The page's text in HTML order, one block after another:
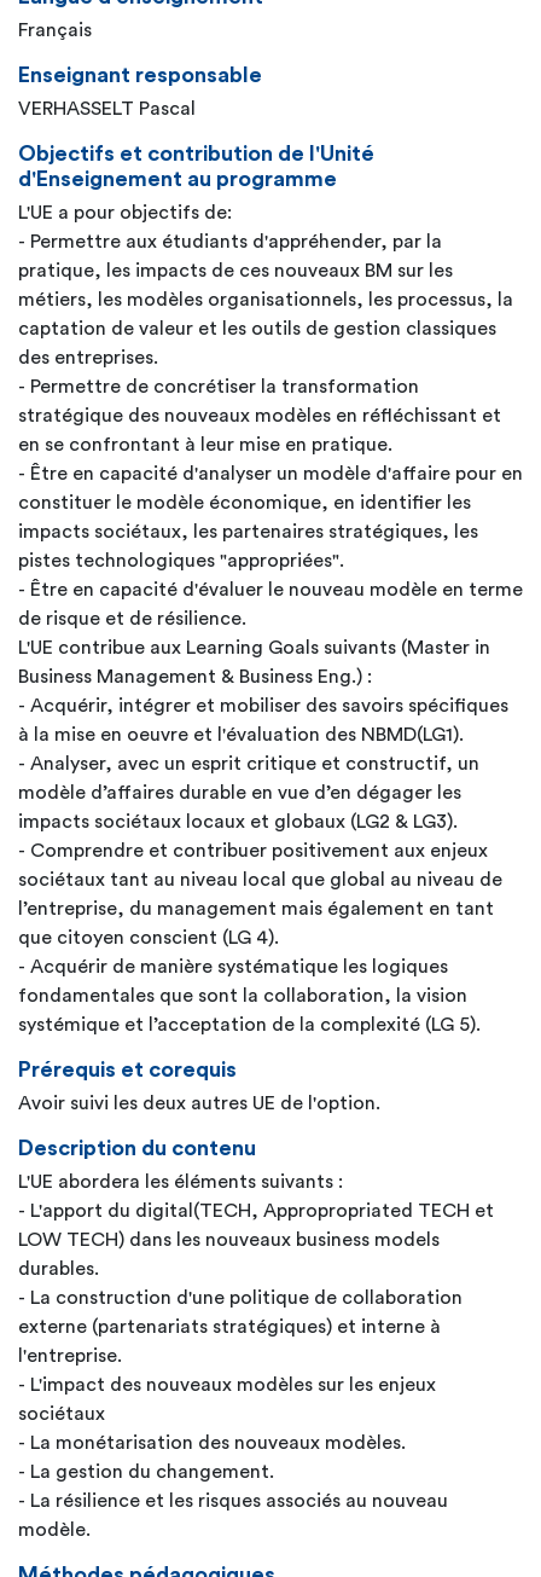
Français
Enseignant responsable
VERHASSELT Pascal
Objectifs et contribution de l'Unité
d'Enseignement au programme
L'UE a pour objectifs de:
- Permettre aux étudiants d'appréhender, par la
pratique, les impacts de ces nouveaux BM sur les
métiers, les modèles organisationnels, les processus, la
captation de valeur et les outils de gestion classiques
des entreprises.
- Permettre de concrétiser la transformation
stratégique des nouveaux modèles en réfléchissant et
en se confrontant à leur mise en pratique.
- Être en capacité d'analyser un modèle d'affaire pour en
constituer le modèle économique, en identifier les
impacts sociétaux, les partenaires stratégiques, les
pistes technologiques "appropriées".
- Être en capacité d'évaluer le nouveau modèle en terme
de risque et de résilience.
L'UE contribue aux Learning Goals suivants (Master in
Business Management & Business Eng.) :
- Acquérir, intégrer et mobiliser des savoirs spécifiques
à la mise en oeuvre et l'évaluation des NBMD(LG1).
- Analyser, avec un esprit critique et constructif, un
modèle d’affaires durable en vue d’en dégager les
impacts sociétaux locaux et globaux (LG2 & LG3).
- Comprendre et contribuer positivement aux enjeux
sociétaux tant au niveau local que global au niveau de
l’entreprise, du management mais également en tant
que citoyen conscient (LG 4).
- Acquérir de manière systématique les logiques
fondamentales que sont la collaboration, la vision
systémique et l’acceptation de la complexité (LG 5).
Prérequis et corequis
Avoir suivi les deux autres UE de l'option.
Description du contenu
L'UE abordera les éléments suivants :
- L'apport du digital(TECH, Appropropriated TECH et
LOW TECH) dans les nouveaux business models
durables.
- La construction d'une politique de collaboration
externe (partenariats stratégiques) et interne à
l'entreprise.
- L'impact des nouveaux modèles sur les enjeux
sociétaux
- La monétarisation des nouveaux modèles.
- La gestion du changement.
- La résilience et les risques associés au nouveau
modèle.